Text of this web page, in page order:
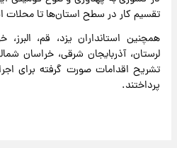
تقسیم کار در سطح استان‌ها تا محلات
همچنین استانداران یزد، قم، البرز،
لرستان، آذربایجان شرقی، خراسان
تشریح اقدامات صورت گرفته برای
پرداختند.